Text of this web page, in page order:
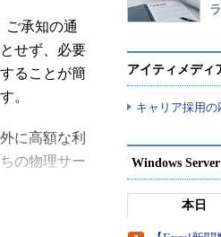
ご承知の通
せず、必要
ることが簡
。
に高額な利
の物理サー
アイティメディ
キャリア採用
Windows
本日